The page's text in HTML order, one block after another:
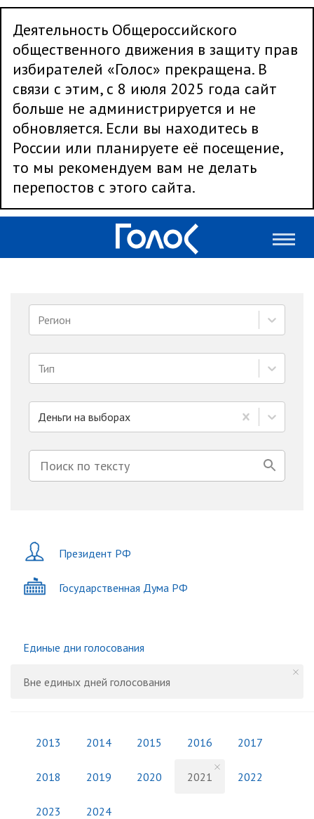
Деятельность Общероссийского
общественного движения в защиту прав
избирателей «Голос» прекращена. В
связи с этим, с 8 июля 2025 года сайт
больше не администрируется и не
обновляется. Если вы находитесь в
России или планируете её посещение,
то мы рекомендуем вам не делать
перепостов с этого сайта.
Регион
Тип
Деньги на выборах
Президент РФ
Государственная Дума РФ
Единые дни голосования
Вне единых дней голосования
2013 2014 2015 2016 2017
2018 2019 2020 2021 2022
2023 2024